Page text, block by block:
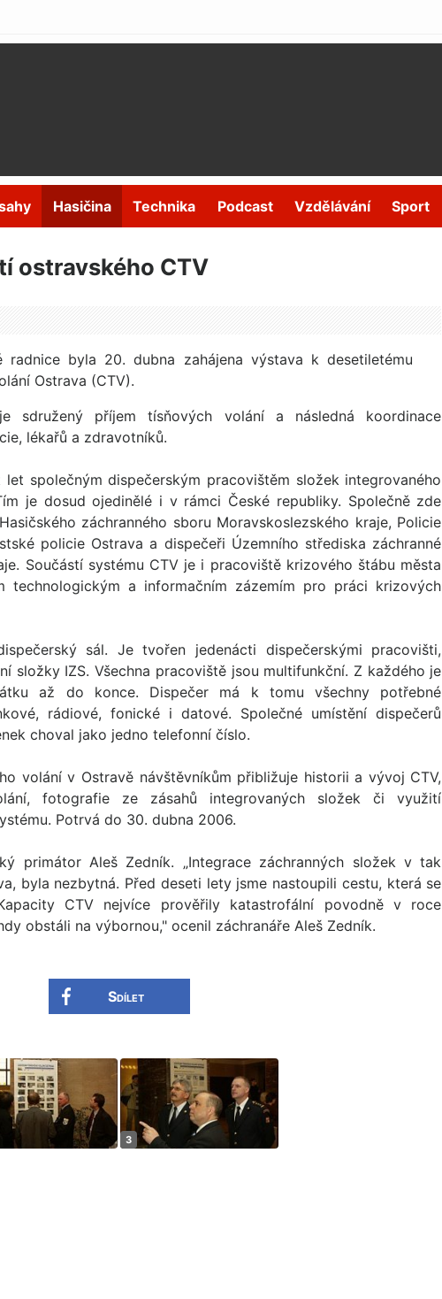
Hasičina Technika Podcast Vzdělávání Sport
ostravského CTV
byla 20. dubna zahájena výstava k desetiletému
Ostrava (CTV).
sdružený příjem tísňových volání a následná koordinace
lékařů a zdravotníků.
společným dispečerským pracovištěm složek integrovaného
je dosud ojedinělé i v rámci České republiky. Společně zde
záchranného sboru Moravskoslezského kraje, Policie
policie Ostrava a dispečeři Územního střediska záchranné
Součástí systému CTV je i pracoviště krizového štábu města
technologickým a informačním zázemím pro práci krizových
sál. Je tvořen jedenácti dispečerskými pracovišti,
složky IZS. Všechna pracoviště jsou multifunkční. Z každého je
až do konce. Dispečer má k tomu všechny potřebné
rádiové, fonické i datové. Společné umístění dispečerů
choval jako jedno telefonní číslo.
volání v Ostravě návštěvníkům přibližuje historii a vývoj CTV,
fotografie ze zásahů integrovaných složek či využití
Potrvá do 30. dubna 2006.
primátor Aleš Zedník. „Integrace záchranných složek v tak
byla nezbytná. Před deseti lety jsme nastoupili cestu, která se
CTV nejvíce prověřily katastrofální povodně v roce
obstáli na výbornou," ocenil záchranáře Aleš Zedník.
Sdílet